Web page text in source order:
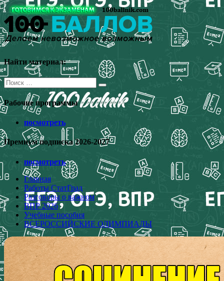
Перейти
к
содержимому
Найти материал:
Поиск
для:
Рабочие программы
посмотреть
Премиум подписка 2026-2027
посмотреть
Главная
Работы СтатГрад
Разговоры о важном
ВПР 2026
Учебные пособия
ВСЕРОССИЙСКИЕ ОЛИМПИАДЫ